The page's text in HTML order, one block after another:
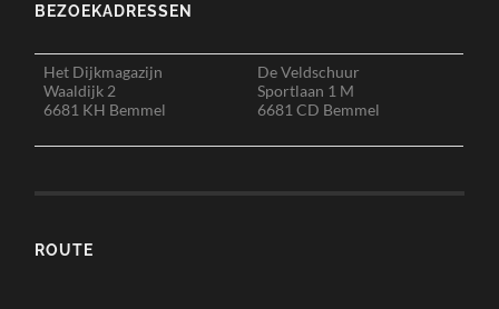
BEZOEKADRESSEN
Het Dijkmagazijn
Waaldijk 2
6681 KH Bemmel
De Veldschuur
Sportlaan 1 M
6681 CD Bemmel
ROUTE